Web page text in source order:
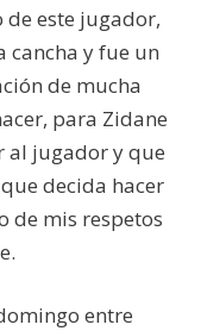
este jugador,
cancha y fue un
de mucha
para Zidane
al jugador y que
decida hacer
de mis respetos
entre